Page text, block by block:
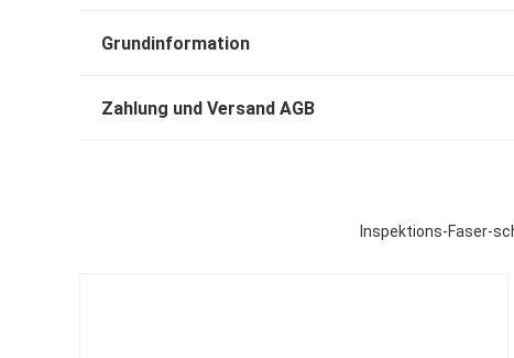
Grundinformation
Zahlung und Versand AGB
Inspektions-Faser-